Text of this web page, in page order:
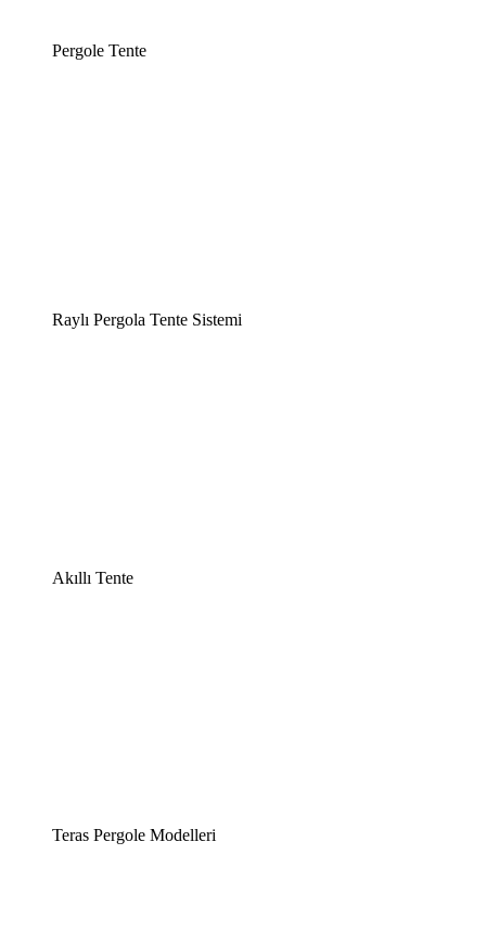
Pergole Tente
Raylı Pergola Tente Sistemi
Akıllı Tente
Teras Pergole Modelleri